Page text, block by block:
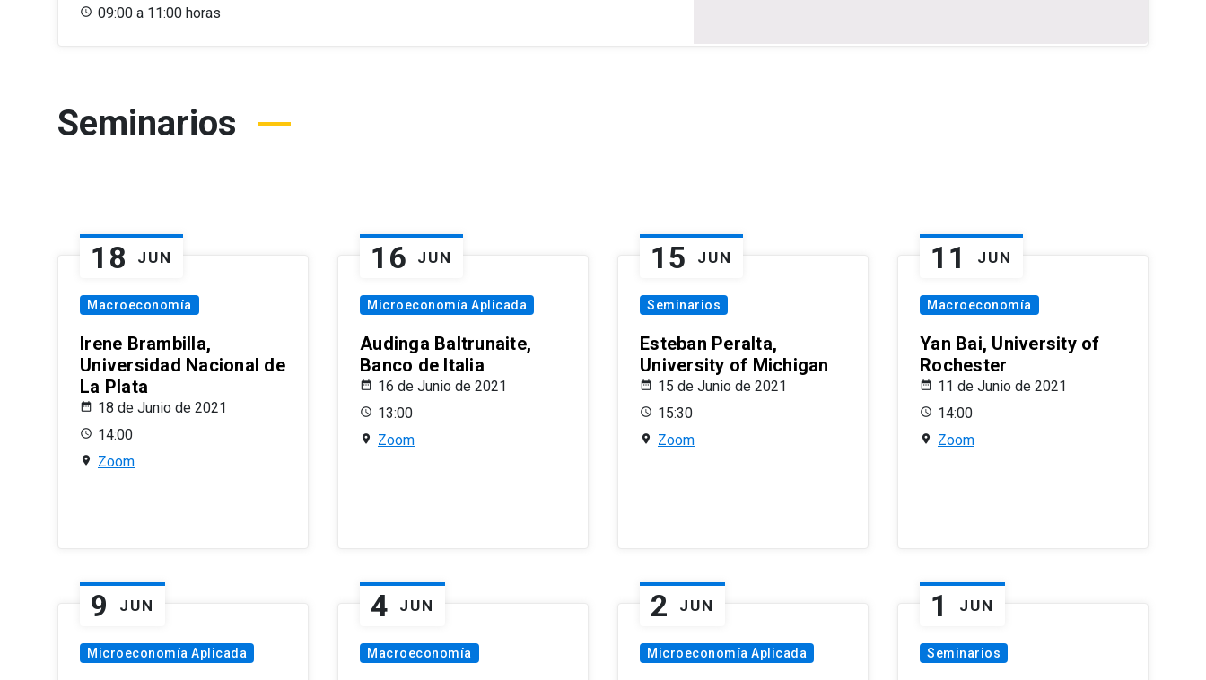
09:00 a 11:00 horas
Seminarios
18 JUN
Macroeconomía
Irene Brambilla,
Universidad Nacional de
La Plata
18 de Junio de 2021
14:00
Zoom
16 JUN
Microeconomía Aplicada
Audinga Baltrunaite,
Banco de Italia
16 de Junio de 2021
13:00
Zoom
15 JUN
Seminarios
Esteban Peralta,
University of Michigan
15 de Junio de 2021
15:30
Zoom
11 JUN
Macroeconomía
Yan Bai, University of
Rochester
11 de Junio de 2021
14:00
Zoom
9 JUN
Microeconomía Aplicada
4 JUN
Macroeconomía
2 JUN
Microeconomía Aplicada
1 JUN
Seminarios